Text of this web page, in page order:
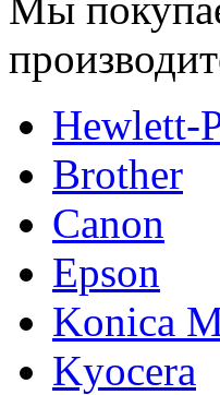
Hewlett-
Brother
Canon
Epson
Konica
Kyocera